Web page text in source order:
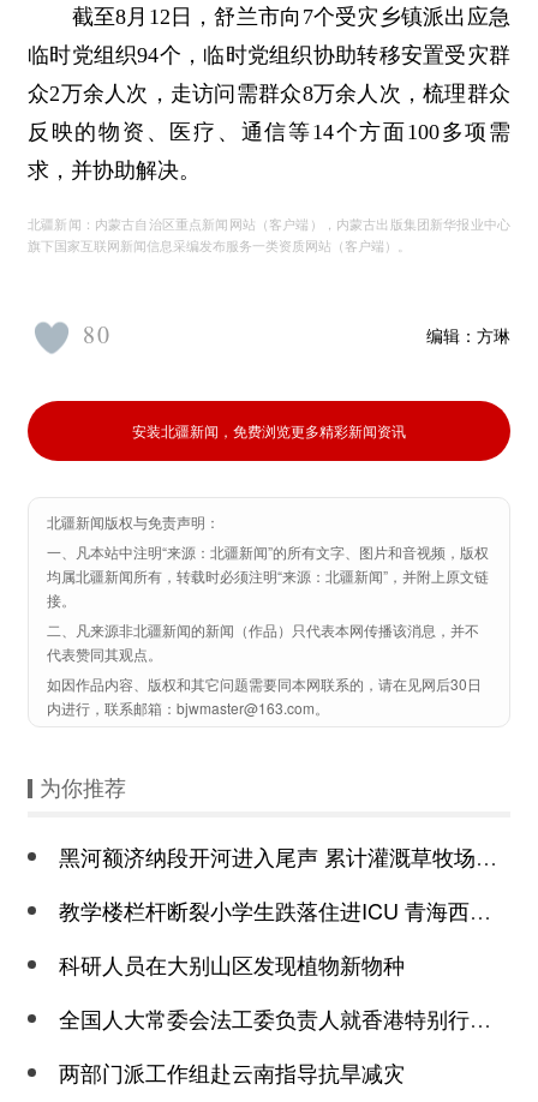
截至8月12日，舒兰市向7个受灾乡镇派出应急
临时党组织94个，临时党组织协助转移安置受灾群
众2万余人次，走访问需群众8万余人次，梳理群众
反映的物资、医疗、通信等14个方面100多项需
求，并协助解决。
北疆新闻：内蒙古自治区重点新闻网站（客户端），内蒙古出版集团新华报业中心
旗下国家互联网新闻信息采编发布服务一类资质网站（客户端）。
编辑： 方琳
80
安装北疆新闻，免费浏览更多精彩新闻资讯
北疆新闻版权与免责声明：
一、凡本站中注明“来源：北疆新闻”的所有文字、图片和音视频，版权
均属北疆新闻所有，转载时必须注明“来源：北疆新闻”，并附上原文链
接。
二、凡来源非北疆新闻的新闻（作品）只代表本网传播该消息，并不
代表赞同其观点。
如因作品内容、版权和其它问题需要同本网联系的，请在见网后30日
内进行，联系邮箱：bjwmaster@163.com。
为你推荐
黑河额济纳段开河进入尾声 累计灌溉草牧场近6万亩
教学楼栏杆断裂小学生跌落住进ICU 青海西宁城西区通报
科研人员在大别山区发现植物新物种
全国人大常委会法工委负责人就香港特别行政区制定《维护国家安全条例》发表
两部门派工作组赴云南指导抗旱减灾